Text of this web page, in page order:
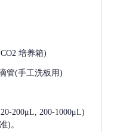
培养箱)
管(手工洗板用)
200μL, 200-1000μL)
)。